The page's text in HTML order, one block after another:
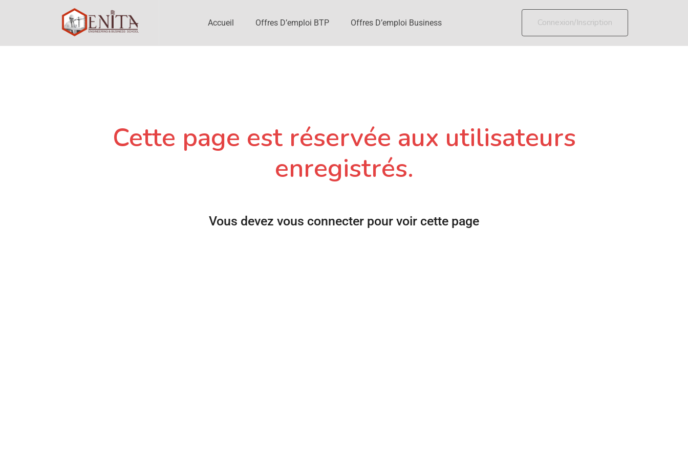
Accueil Offres D’emploi BTP Offres D’emploi Business Connexion/Inscription
Cette page est réservée aux utilisateurs
enregistrés.
Vous devez vous connecter pour voir cette page